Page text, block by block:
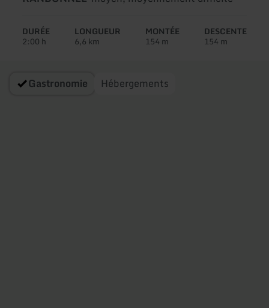
circuit:
DURÉE
2:00 h
LONGUEUR
6,6 km
MONTÉE
154 m
DESCENTE
154 m
Gastronomie Hébergements